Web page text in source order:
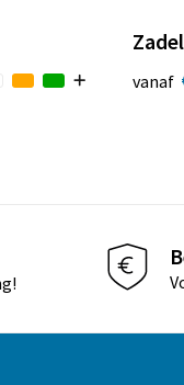
vanaf